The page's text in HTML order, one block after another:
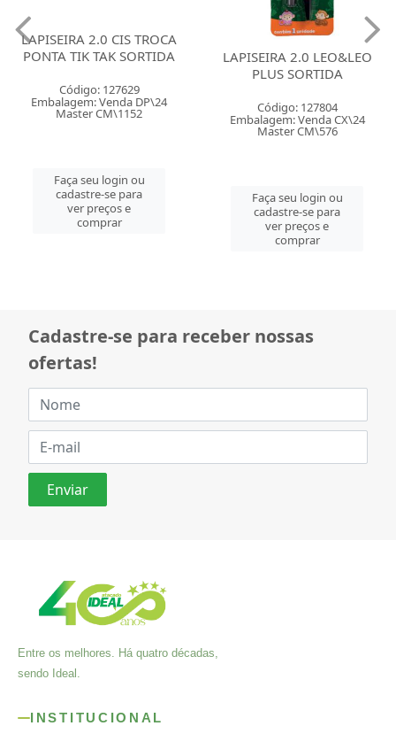
LAPISEIRA 2.0 LEO&LEO
Código: 127804
Embalagem: Venda CX\24
Faça seu login ou
cadastre-se para
ver preços e
LAPISEIRA 2.0 CIS JOY
PASTEL SORTIDA
Embalagem: Venda PO\24
Master CM\1152
cadastre-se para
ver preços e
comprar
Cadastre-se para receber nossas
ofertas!
Entre os melhores. Há quatro décadas,
sendo Ideal.
INSTITUCIONAL